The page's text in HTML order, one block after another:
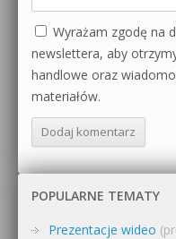
Wyrażam zgodę na
newslettera, aby
handlowe oraz
materiałów.
POPULARNE TEMATY
Prezentacje wideo